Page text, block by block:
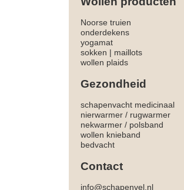
Noorse truien
onderdekens
yogamat
sokken | maillots
wollen plaids
Gezondheid
schapenvacht medicinaal
nierwarmer / rugwarmer
nekwarmer / polsband
wollen knieband
bedvacht
Contact
info@schapenvel.nl